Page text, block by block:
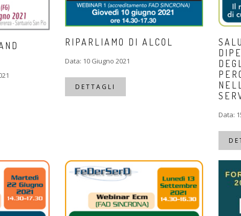
RIPARLIAMO DI ALCOL
Data: 10 Giugno 2021
DETTAGLI
Data: